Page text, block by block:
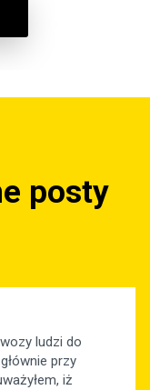
posty
ludzi do
przy
iż